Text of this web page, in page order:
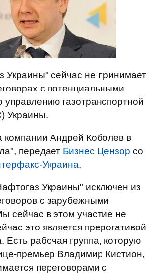
Украины" сейчас не принимает
с потенциальными
управлению газотранспортной
Украины.
компании Андрей Коболев в
передает Бизнес Цензор со
Украина.
Украины" исключен из
с зарубежными
сейчас в этом участие не
это является прерогативой
Есть рабочая группа, которую
премьер Владимир Кистион,
переговорами с